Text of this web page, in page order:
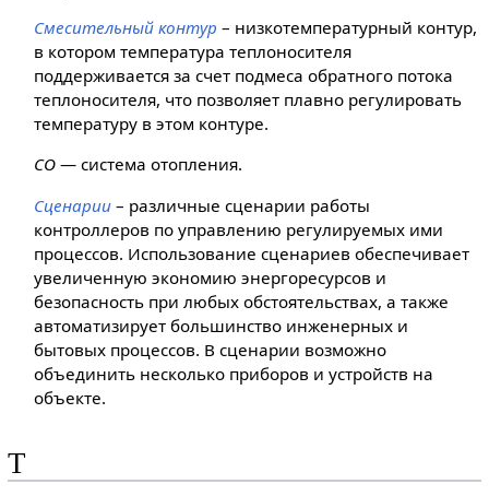
Смесительный контур – низкотемпературный контур,
в котором температура теплоносителя
поддерживается за счет подмеса обратного потока
теплоносителя, что позволяет плавно регулировать
температуру в этом контуре.
СО — система отопления.
Сценарии – различные сценарии работы
контроллеров по управлению регулируемых ими
процессов. Использование сценариев обеспечивает
увеличенную экономию энергоресурсов и
безопасность при любых обстоятельствах, а также
автоматизирует большинство инженерных и
бытовых процессов. В сценарии возможно
объединить несколько приборов и устройств на
объекте.
Т